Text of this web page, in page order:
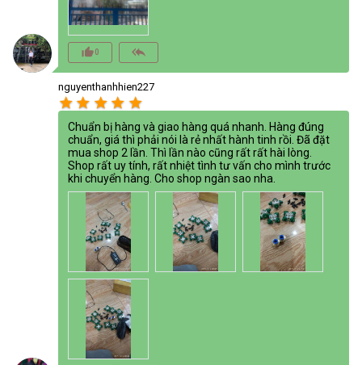
thumb_up_alt0 reply_all
nguyenthanhhien227
star star star star star
Chuẩn bị hàng và giao hàng quá nhanh. Hàng đúng
chuẩn, giá thì phải nói là rẻ nhất hành tinh rồi. Đã đặt
mua shop 2 lần. Thì lần nào cũng rất rất hài lòng.
Shop rất uy tính, rất nhiệt tình tư vấn cho mình trước
khi chuyển hàng. Cho shop ngàn sao nha.